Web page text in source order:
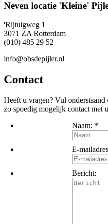
Neven locatie 'Kleine'
'Rijtuigweg 1
3071 ZA Rotterdam
(010) 485 29 52
info@obsdepijler.nl
Contact
Heeft u vragen? Vul
zo spoedig mogelijk contact met
Naam: *
E-
Bericht: